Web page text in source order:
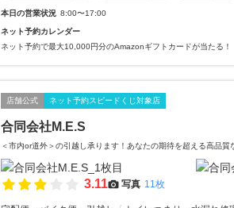
本日の営業状況 8:00〜17:00
ネット予約カレンダー
ネット予約で最大10,000円分のAmazonギフトカードが当たる！
店舗公式 ネット予約スピードくじ対象店
合同会社M.E.S
＜市内or道外＞の引越し承ります！あなたの期待を超える高品
3.11 写真 11枚